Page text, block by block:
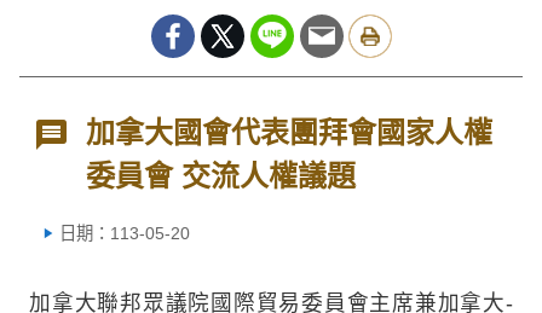
加拿大國會代表團拜會國家人權
委員會 交流人權議題
日期：113-05-20
加拿大聯邦眾議院國際貿易委員會主席兼加拿大-